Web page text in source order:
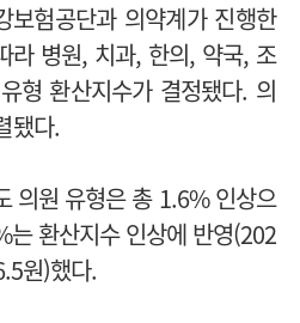
험공단과 의약계가 진행한
라 병원, 치과, 한의, 약국, 조
형 환산지수가 결정됐다. 의
됐다.
의원 유형은 총 1.6% 인상으
환산지수 인상에 반영(202
원)했다.